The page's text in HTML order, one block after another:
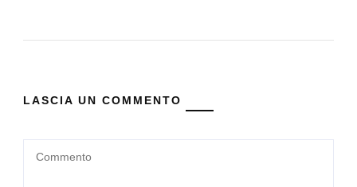
LASCIA UN COMMENTO